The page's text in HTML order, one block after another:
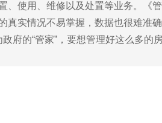
、使用、维修以及处置等业务。《
真实情况不易掌握，数据也很难准
的“管家”，要想管理好这么多的